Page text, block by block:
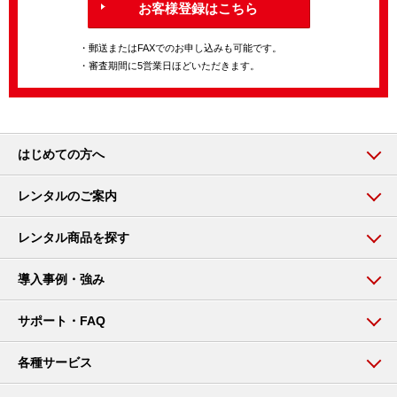
お客様登録はこちら
・郵送またはFAXでのお申し込みも可能です。
・審査期間に5営業日ほどいただきます。
はじめての方へ
レンタルのご案内
レンタル商品を探す
導入事例・強み
サポート・FAQ
各種サービス